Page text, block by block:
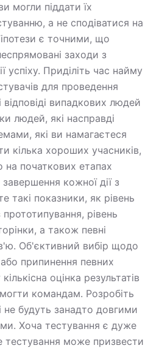
могли піддати їх
а не сподіватися на
є точними, що
заходи з
успіху. Приділіть час найму
для проведення
відповіді випадкових людей
людей, які насправді
які ви намагаєтеся
кілька хороших учасників,
на початкових етапах
кожної дії з
такі показники, як рівень
рівень
а також певні
Об'єктивний вибір щодо
припинення певних
оцінка результатів
командам. Розробіть
не будуть занадто довгими
Хоча тестування є дуже
тестування може призвести